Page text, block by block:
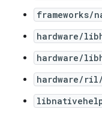
frameworks/
hardware/
hardware/
hardware/